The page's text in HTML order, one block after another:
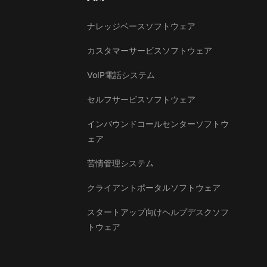
ナレッジベースソフトウェア
カスタマーサービスソフトウェア
VoIP電話システム
セルフサービスソフトウェア
インバウンドコールセンターソフトウ
ェア
苦情管理システム
クライアントポータルソフトウェア
スタートアップ向けヘルプデスクソフ
トウェア